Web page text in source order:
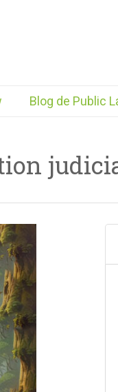
Blog de Public